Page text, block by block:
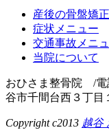
産後の骨盤矯正
症状メニュー
交通事故メニ
当院について
おひさま整骨院 /電
谷市千間台西３丁目
Copyright c2013 越谷